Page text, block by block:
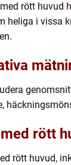
rött huvud
heliga i vissa
rött
rött huvud,